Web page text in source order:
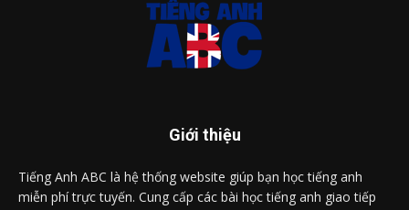
Giới thiệu
Tiếng Anh ABC là hệ thống website giúp bạn học tiếng anh
miễn phí trực tuyến. Cung cấp các bài học tiếng anh giao tiếp